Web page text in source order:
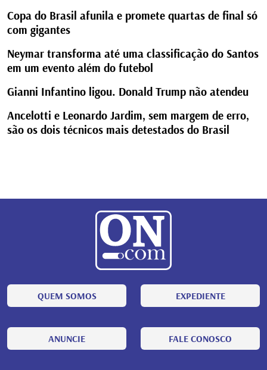
Copa do Brasil afunila e promete quartas de final só
com gigantes
Neymar transforma até uma classificação do Santos
em um evento além do futebol
Gianni Infantino ligou. Donald Trump não atendeu
Ancelotti e Leonardo Jardim, sem margem de erro,
são os dois técnicos mais detestados do Brasil
QUEM SOMOS EXPEDIENTE
ANUNCIE FALE CONOSCO